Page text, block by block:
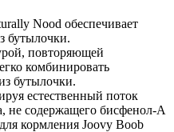
Nood обеспечивает
бутылочки.
повторяющей
комбинировать
бутылочки.
естественный поток
не содержащего бисфенол-А
кормления Joovy Boob